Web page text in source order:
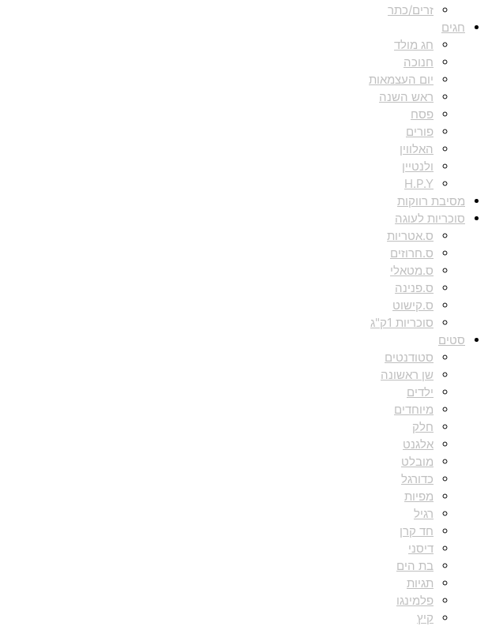
זרים/כתר
חגים
חג מולד
חנוכה
יום העצמאות
ראש השנה
פסח
פורים
האלווין
ולנטיין
H.P.Y
מסיבת רווקות
סוכריות לעוגה
ס.אטריות
ס.חרוזים
ס.מטאלי
ס.פנינה
ס.קישוט
סוכריות 1ק"ג
סטים
סטודנטים
שן ראשונה
ילדים
מיוחדים
חלק
אלגנט
מובלט
כדורגל
מפיות
רגיל
חד קרן
דיסני
בת הים
תגיות
פלמינגו
קיץ